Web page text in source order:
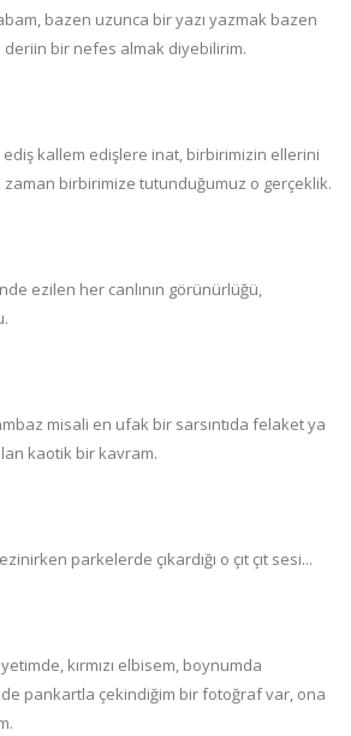
bazen uzunca bir yazı yazmak bazen
bir nefes almak diyebilirim.
ediş kallem edişlere inat, birbirimizin ellerini
zaman birbirimize tutunduğumuz o gerçeklik.
ezilen her canlının görünürlüğü,
misali en ufak bir sarsıntıda felaket ya
kaotik bir kavram.
parkelerde çıkardığı o çıt çıt sesi...
kırmızı elbisem, boynumda
pankartla çekindiğim bir fotoğraf var, ona